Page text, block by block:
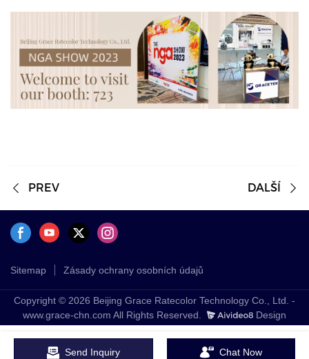
PREV DALŠÍ
Sitemap Zásady ochrany osobních údajů
Copyright © 2026 Beijing Grace Ratecolor Technology Co., Ltd. -
www.grace-chn.com All Rights Reserved.
Design
Send Inquiry Chat Now